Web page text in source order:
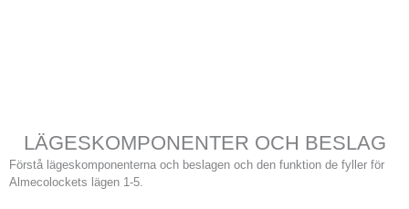
LÄGESKOMPONENTER OCH BESLAG
Förstå lägeskomponenterna och beslagen och den funktion de fyller för
Almecolockets lägen 1-5.